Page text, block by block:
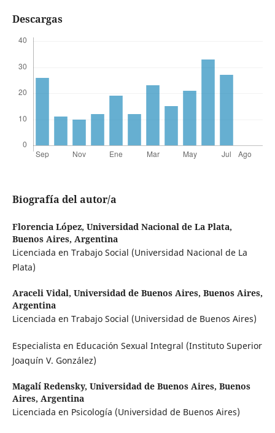
Descargas
Biografía del autor/a
Florencia López, Universidad Nacional de La Plata,
Buenos Aires, Argentina
Licenciada en Trabajo Social (Universidad Nacional de La
Plata)
Araceli Vidal, Universidad de Buenos Aires, Buenos Aires,
Argentina
Licenciada en Trabajo Social (Universidad de Buenos Aires)
Especialista en Educación Sexual Integral (Instituto Superior
Joaquín V. González)
Magalí Redensky, Universidad de Buenos Aires, Buenos
Aires, Argentina
Licenciada en Psicología (Universidad de Buenos Aires)